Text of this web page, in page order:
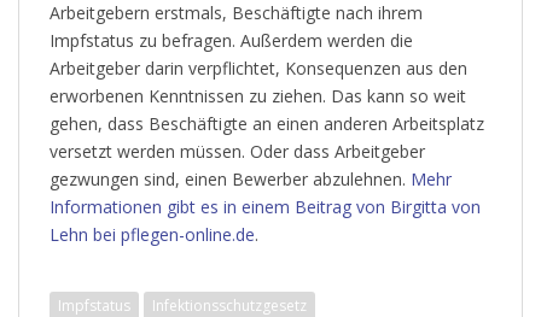
Arbeitgebern erstmals, Beschäftigte nach ihrem
Impfstatus zu befragen. Außerdem werden die
Arbeitgeber darin verpflichtet, Konsequenzen aus den
erworbenen Kenntnissen zu ziehen. Das kann so weit
gehen, dass Beschäftigte an einen anderen Arbeitsplatz
versetzt werden müssen. Oder dass Arbeitgeber
gezwungen sind, einen Bewerber abzulehnen. Mehr
Informationen gibt es in einem Beitrag von Birgitta von
Lehn bei pflegen-online.de.
Impfstatus Infektionsschutzgesetz